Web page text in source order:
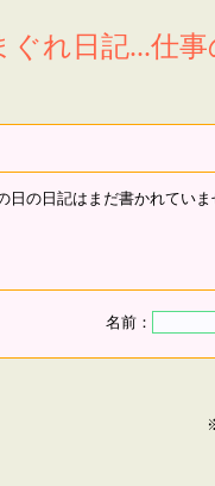
ぐれ日記...仕
日の日記はまだ書かれていま
名前：